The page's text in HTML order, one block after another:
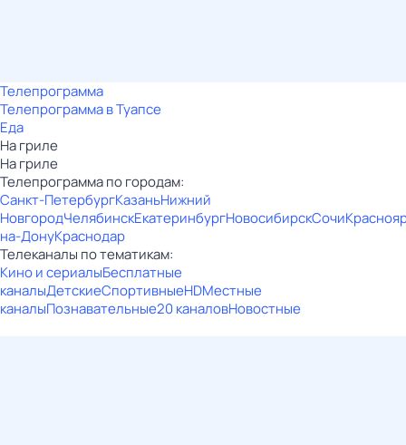
Телепрограмма
Телепрограмма в Туапсе
Еда
На гриле
На гриле
Телепрограмма по городам:
Санкт-ПетербургКазаньНижний
НовгородЧелябинскЕкатеринбургНовосибирскСочи
на-ДонуКраснодар
Телеканалы по тематикам:
Кино и сериалыБесплатные
каналыДетскиеСпортивныеHDМестные
каналыПознавательные20 каналовНовостные